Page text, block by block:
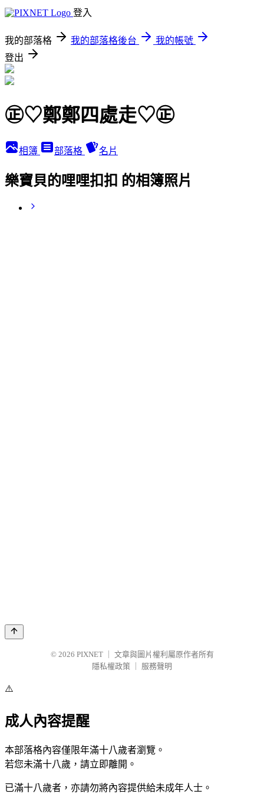
登入
我的部落格 我的部落格後台
我的帳號
登出
㊣♡鄭鄭四處走♡㊣
相簿 部落格 名片
樂寶貝的哩哩扣扣 的相簿照片
© 2026 PIXNET
文章與圖片權利屬原作者所有
隱私權政策
服務聲明
⚠️
成人內容提醒
本部落格內容僅限年滿十八歲者瀏覽。
若您未滿十八歲，請立即離開。
已滿十八歲者，亦請勿將內容提供給未成年人士。